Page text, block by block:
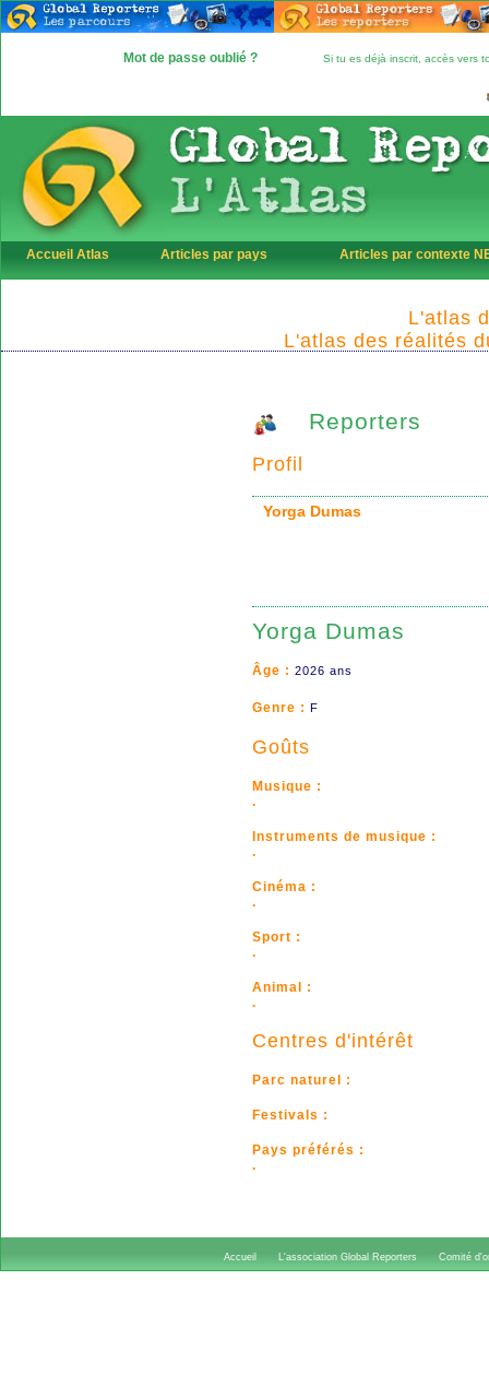
Mot de passe oublié ? Si tu es déjà inscrit, accès vers
Accueil Atlas Articles par pays Articles par contexte
L'atlas
L'atlas des réalités
Reporters
Profil
Yorga Dumas
Yorga Dumas
Âge : 2026 ans
Genre : F
Goûts
Musique :
.
Instruments de musique :
.
Cinéma :
.
Sport :
.
Animal :
.
Centres d'intérêt
Parc naturel :
Festivals :
Pays préférés :
.
Accueil L'association Global Reporters Comité